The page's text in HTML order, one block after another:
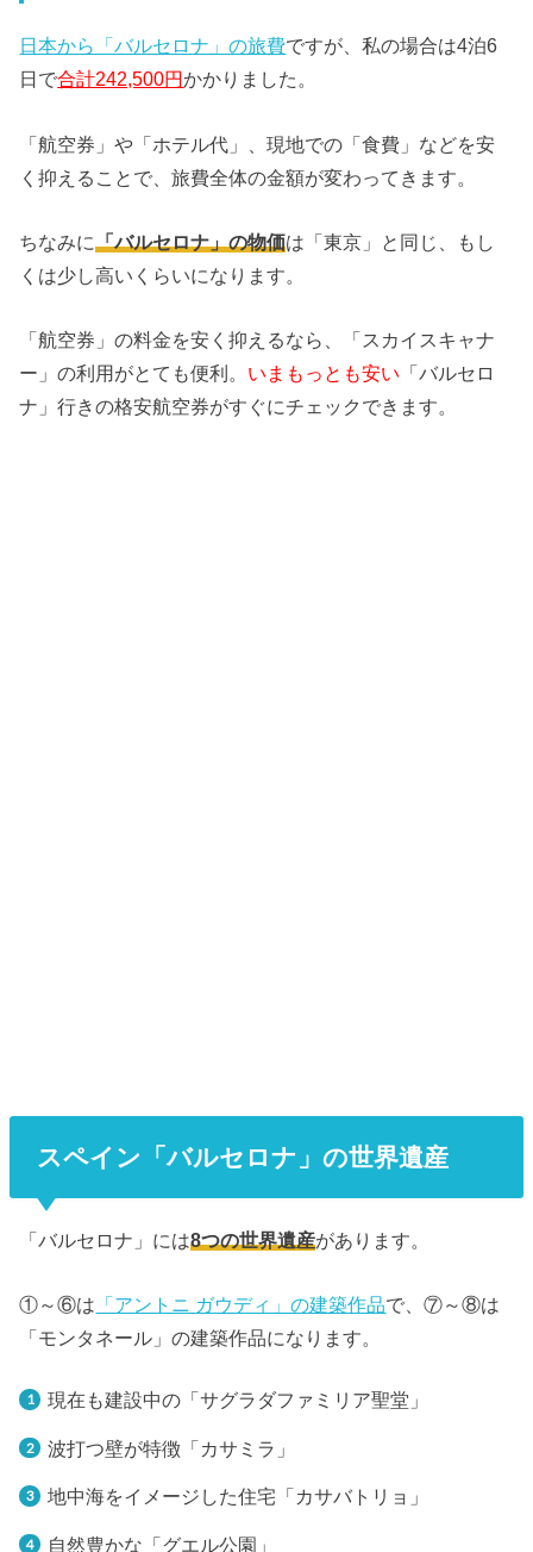
日本から「バルセロナ」の旅費ですが、私の場合は4泊6
日で合計242,500円かかりました。
「航空券」や「ホテル代」、現地での「食費」などを安
く抑えることで、旅費全体の金額が変わってきます。
ちなみに「バルセロナ」の物価は「東京」と同じ、もし
くは少し高いくらいになります。
「航空券」の料金を安く抑えるなら、「スカイスキャナ
ー」の利用がとても便利。 いまもっとも安い 「バルセロ
ナ」行きの格安航空券がすぐにチェックできます。
スペイン「バルセロナ」の世界遺産
「バルセロナ」には8つの世界遺産があります。
①～⑥は 「アントニ ガウディ」の建築作品で、⑦～⑧は
「モンタネール」の建築作品になります。
現在も建設中の「サグラダファミリア聖堂」
波打つ壁が特徴「カサミラ」
地中海をイメージした住宅「カサバトリョ」
自然豊かな「グエル公園」